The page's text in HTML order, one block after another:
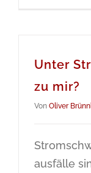
Unter
zu mir?
Von Oliver
ausfälle